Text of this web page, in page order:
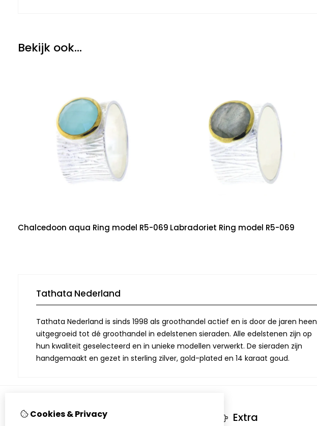
Bekijk ook...
Chalcedoon aqua Ring model R5-069 Labradoriet Ring model R5-069
Tathata Nederland
Tathata Nederland is sinds 1998 als groothandel actief en is door de jaren heen
uitgegroeid tot dé groothandel in edelstenen sieraden. Alle edelstenen zijn op
hun kwaliteit geselecteerd en in unieke modellen verwerkt. De sieraden zijn
handgemaakt en gezet in sterling zilver, gold-plated en 14 karaat goud.
Informatie Extra
Cookies & Privacy